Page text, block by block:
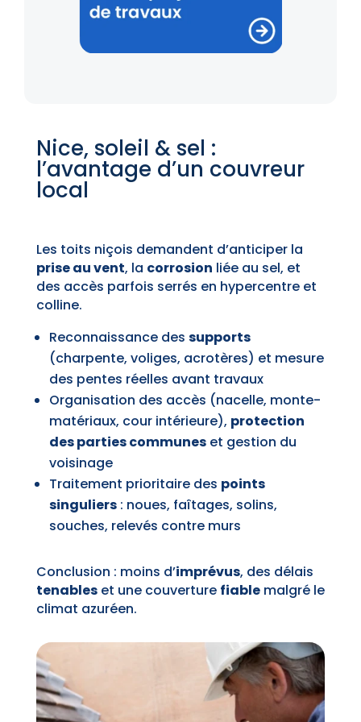
Nice, soleil & sel :
l’avantage d’un couvreur
local
Les toits niçois demandent d’anticiper la
prise au vent, la corrosion liée au sel, et
des accès parfois serrés en hypercentre et
colline.
Reconnaissance des supports
(charpente, voliges, acrotères) et mesure
des pentes réelles avant travaux
Organisation des accès (nacelle, monte-
matériaux, cour intérieure), protection
des parties communeset gestion du
voisinage
Traitement prioritaire des points
singuliers: noues, faîtages, solins,
souches, relevés contre murs
Conclusion : moins d’imprévus, des délais
tenableset une couverture fiablemalgré le
climat azuréen.